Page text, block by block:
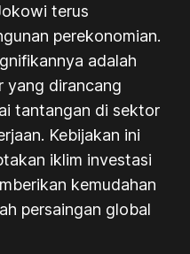
terus
perekonomian.
adalah
yang dirancang
tantangan di sektor
Kebijakan ini
iklim investasi
kemudahan
persaingan global